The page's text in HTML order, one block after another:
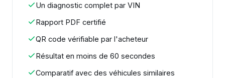
Un diagnostic complet par VIN
Rapport PDF certifié
QR code vérifiable par l'acheteur
Résultat en moins de 60 secondes
Comparatif avec des véhicules similaires